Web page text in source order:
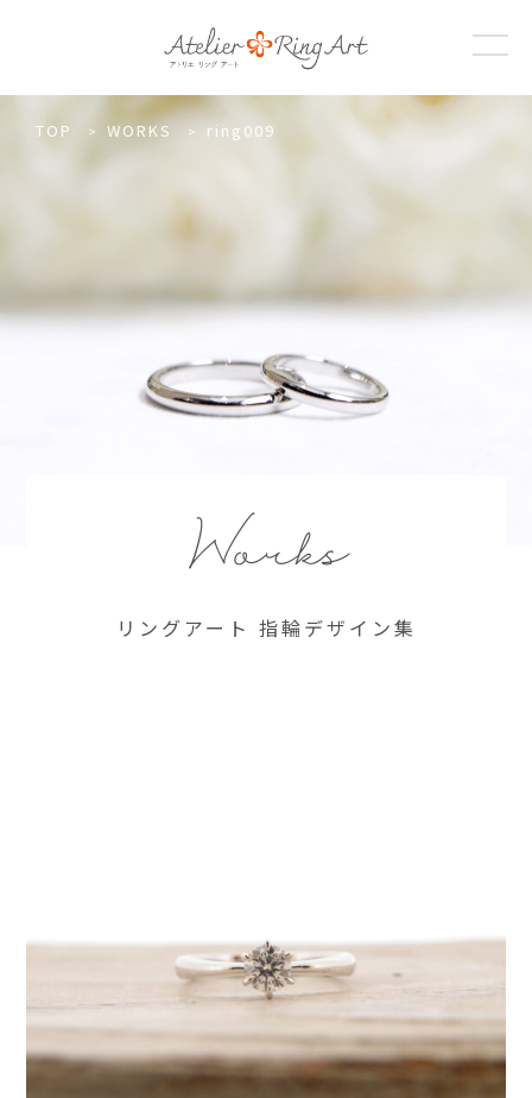
TOP WORKS ring009
Works
リングアート 指輪デザイン集